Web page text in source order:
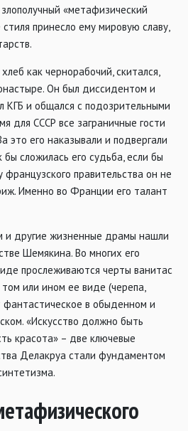
«метафизический
принесло ему мировую славу,
как чернорабочий, скитался,
Он был диссидентом и
КГБ и общался с подозрительными
для СССР все заграничные гости
это его наказывали и подвергали
бы сложилась его судьба, если бы
правительства он не
Именно во Франции его талант
и другие жизненные драмы нашли
Шемякина. Во многих его
прослеживаются черты ванитас
или ином ее виде (черепа,
фантастическое в обыденном и
«Искусство должно быть
красота» – две ключевые
Делакруа стали фундаментом